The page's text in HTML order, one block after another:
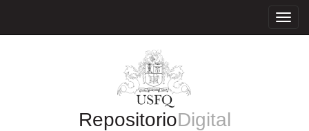
RepositorioDigital